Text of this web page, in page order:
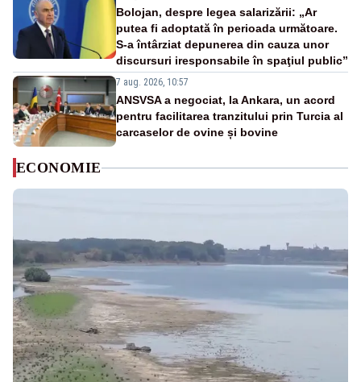
Bolojan, despre legea salarizării: „Ar
putea fi adoptată în perioada următoare.
S-a întârziat depunerea din cauza unor
discursuri iresponsabile în spaţiul public”
7 aug. 2026, 10:57
ANSVSA a negociat, la Ankara, un acord
pentru facilitarea tranzitului prin Turcia al
carcaselor de ovine și bovine
ECONOMIE